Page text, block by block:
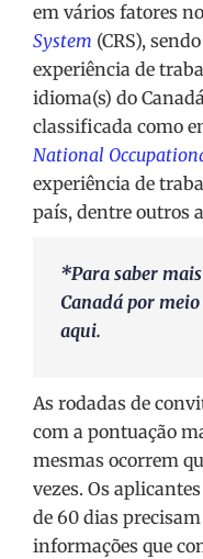
em vários fatores no
System (CRS),
experiência de
idioma(s) do
classificada como
National
experiência de
país, dentre outros
*Para saber
Canadá por
aqui.
As rodadas de
com a pontuação
mesmas ocorrem
vezes. Os
de 60 dias
informações que